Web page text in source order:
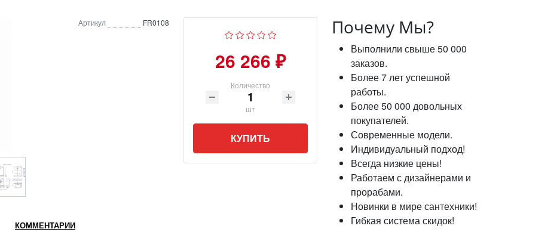
Артикул FR0108
26 266 ₽
Количество
шт
КУПИТЬ
КОММЕНТАРИИ
Почему Мы?
Выполнили свыше 50 000
заказов.
Более 7 лет успешной
работы.
Более 50 000 довольных
покупателей.
Современные модели.
Индивидуальный подход!
Всегда низкие цены!
Работаем с дизайнерами и
прорабами.
Новинки в мире сантехники!
Гибкая система скидок!